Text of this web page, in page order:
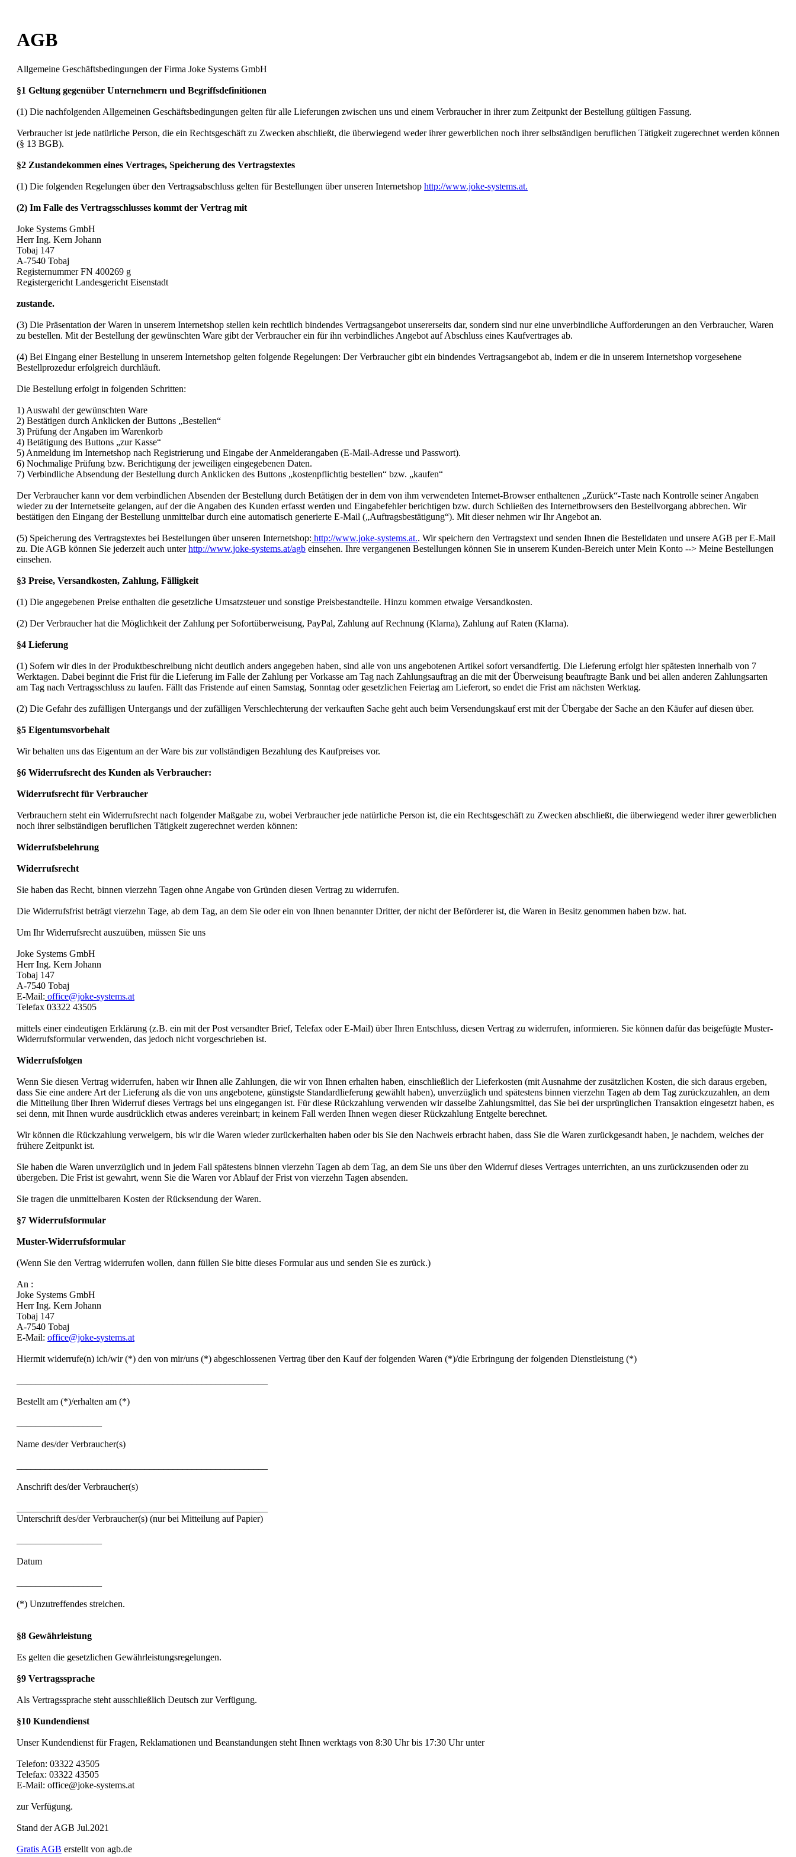
AGB
Allgemeine Geschäftsbedingungen der Firma Joke Systems GmbH
§1 Geltung gegenüber Unternehmern und Begriffsdefinitionen
(1) Die nachfolgenden Allgemeinen Geschäftsbedingungen gelten für alle Lieferungen zwischen uns und einem Verbraucher in ihrer zum Zeitpunkt der Bestellung gültigen Fassung.
Verbraucher ist jede natürliche Person, die ein Rechtsgeschäft zu Zwecken abschließt, die überwiegend weder ihrer gewerblichen noch ihrer selbständigen beruflichen Tätigkeit zugerechnet werden können
(§ 13 BGB).
§2 Zustandekommen eines Vertrages, Speicherung des Vertragstextes
(1) Die folgenden Regelungen über den Vertragsabschluss gelten für Bestellungen über unseren Internetshop http://www.joke-systems.at.
(2) Im Falle des Vertragsschlusses kommt der Vertrag mit
Joke Systems GmbH
Herr Ing. Kern Johann
Tobaj 147
A-7540 Tobaj
Registernummer FN 400269 g
Registergericht Landesgericht Eisenstadt
zustande.
(3) Die Präsentation der Waren in unserem Internetshop stellen kein rechtlich bindendes Vertragsangebot unsererseits dar, sondern sind nur eine unverbindliche Aufforderungen an den Verbraucher, Waren
zu bestellen. Mit der Bestellung der gewünschten Ware gibt der Verbraucher ein für ihn verbindliches Angebot auf Abschluss eines Kaufvertrages ab.
(4) Bei Eingang einer Bestellung in unserem Internetshop gelten folgende Regelungen: Der Verbraucher gibt ein bindendes Vertragsangebot ab, indem er die in unserem Internetshop vorgesehene
Bestellprozedur erfolgreich durchläuft.
Die Bestellung erfolgt in folgenden Schritten:
1) Auswahl der gewünschten Ware
2) Bestätigen durch Anklicken der Buttons „Bestellen“
3) Prüfung der Angaben im Warenkorb
4) Betätigung des Buttons „zur Kasse“
5) Anmeldung im Internetshop nach Registrierung und Eingabe der Anmelderangaben (E-Mail-Adresse und Passwort).
6) Nochmalige Prüfung bzw. Berichtigung der jeweiligen eingegebenen Daten.
7) Verbindliche Absendung der Bestellung durch Anklicken des Buttons „kostenpflichtig bestellen“ bzw. „kaufen“
Der Verbraucher kann vor dem verbindlichen Absenden der Bestellung durch Betätigen der in dem von ihm verwendeten Internet-Browser enthaltenen „Zurück“-Taste nach Kontrolle seiner Angaben
wieder zu der Internetseite gelangen, auf der die Angaben des Kunden erfasst werden und Eingabefehler berichtigen bzw. durch Schließen des Internetbrowsers den Bestellvorgang abbrechen. Wir
bestätigen den Eingang der Bestellung unmittelbar durch eine automatisch generierte E-Mail („Auftragsbestätigung“). Mit dieser nehmen wir Ihr Angebot an.
(5) Speicherung des Vertragstextes bei Bestellungen über unseren Internetshop: http://www.joke-systems.at.. Wir speichern den Vertragstext und senden Ihnen die Bestelldaten und unsere AGB per E-Mail
zu. Die AGB können Sie jederzeit auch unterhttp://www.joke-systems.at/agb einsehen. Ihre vergangenen Bestellungen können Sie in unserem Kunden-Bereich unter Mein Konto --> Meine Bestellungen
einsehen.
§3 Preise, Versandkosten, Zahlung, Fälligkeit
(1) Die angegebenen Preise enthalten die gesetzliche Umsatzsteuer und sonstige Preisbestandteile. Hinzu kommen etwaige Versandkosten.
(2) Der Verbraucher hat die Möglichkeit der Zahlung per Sofortüberweisung, PayPal, Zahlung auf Rechnung (Klarna), Zahlung auf Raten (Klarna).
§4 Lieferung
(1) Sofern wir dies in der Produktbeschreibung nicht deutlich anders angegeben haben, sind alle von uns angebotenen Artikel sofort versandfertig. Die Lieferung erfolgt hier spätesten innerhalb von 7
Werktagen. Dabei beginnt die Frist für die Lieferung im Falle der Zahlung per Vorkasse am Tag nach Zahlungsauftrag an die mit der Überweisung beauftragte Bank und bei allen anderen Zahlungsarten
am Tag nach Vertragsschluss zu laufen. Fällt das Fristende auf einen Samstag, Sonntag oder gesetzlichen Feiertag am Lieferort, so endet die Frist am nächsten Werktag.
(2) Die Gefahr des zufälligen Untergangs und der zufälligen Verschlechterung der verkauften Sache geht auch beim Versendungskauf erst mit der Übergabe der Sache an den Käufer auf diesen über.
§5 Eigentumsvorbehalt
Wir behalten uns das Eigentum an der Ware bis zur vollständigen Bezahlung des Kaufpreises vor.
§6 Widerrufsrecht des Kunden als Verbraucher:
Widerrufsrecht für Verbraucher
Verbrauchern steht ein Widerrufsrecht nach folgender Maßgabe zu, wobei Verbraucher jede natürliche Person ist, die ein Rechtsgeschäft zu Zwecken abschließt, die überwiegend weder ihrer gewerblichen
noch ihrer selbständigen beruflichen Tätigkeit zugerechnet werden können:
Widerrufsbelehrung
Widerrufsrecht
Sie haben das Recht, binnen vierzehn Tagen ohne Angabe von Gründen diesen Vertrag zu widerrufen.
Die Widerrufsfrist beträgt vierzehn Tage, ab dem Tag, an dem Sie oder ein von Ihnen benannter Dritter, der nicht der Beförderer ist, die Waren in Besitz genommen haben bzw. hat.
Um Ihr Widerrufsrecht auszuüben, müssen Sie uns
Joke Systems GmbH
Herr Ing. Kern Johann
Tobaj 147
A-7540 Tobaj
E-Mail: office@joke-systems.at
Telefax 03322 43505
mittels einer eindeutigen Erklärung (z.B. ein mit der Post versandter Brief, Telefax oder E-Mail) über Ihren Entschluss, diesen Vertrag zu widerrufen, informieren. Sie können dafür das beigefügte Muster-
Widerrufsformular verwenden, das jedoch nicht vorgeschrieben ist.
Widerrufsfolgen
Wenn Sie diesen Vertrag widerrufen, haben wir Ihnen alle Zahlungen, die wir von Ihnen erhalten haben, einschließlich der Lieferkosten (mit Ausnahme der zusätzlichen Kosten, die sich daraus ergeben,
dass Sie eine andere Art der Lieferung als die von uns angebotene, günstigste Standardlieferung gewählt haben), unverzüglich und spätestens binnen vierzehn Tagen ab dem Tag zurückzuzahlen, an dem
die Mitteilung über Ihren Widerruf dieses Vertrags bei uns eingegangen ist. Für diese Rückzahlung verwenden wir dasselbe Zahlungsmittel, das Sie bei der ursprünglichen Transaktion eingesetzt haben, es
sei denn, mit Ihnen wurde ausdrücklich etwas anderes vereinbart; in keinem Fall werden Ihnen wegen dieser Rückzahlung Entgelte berechnet.
Wir können die Rückzahlung verweigern, bis wir die Waren wieder zurückerhalten haben oder bis Sie den Nachweis erbracht haben, dass Sie die Waren zurückgesandt haben, je nachdem, welches der
frühere Zeitpunkt ist.
Sie haben die Waren unverzüglich und in jedem Fall spätestens binnen vierzehn Tagen ab dem Tag, an dem Sie uns über den Widerruf dieses Vertrages unterrichten, an uns zurückzusenden oder zu
übergeben. Die Frist ist gewahrt, wenn Sie die Waren vor Ablauf der Frist von vierzehn Tagen absenden.
Sie tragen die unmittelbaren Kosten der Rücksendung der Waren.
§7 Widerrufsformular
Muster-Widerrufsformular
(Wenn Sie den Vertrag widerrufen wollen, dann füllen Sie bitte dieses Formular aus und senden Sie es zurück.)
An :
Joke Systems GmbH
Herr Ing. Kern Johann
Tobaj 147
A-7540 Tobaj
E-Mail: office@joke-systems.at
Hiermit widerrufe(n) ich/wir (*) den von mir/uns (*) abgeschlossenen Vertrag über den Kauf der folgenden Waren (*)/die Erbringung der folgenden Dienstleistung (*)
Bestellt am (*)/erhalten am (*)
Name des/der Verbraucher(s)
Anschrift des/der Verbraucher(s)
Unterschrift des/der Verbraucher(s) (nur bei Mitteilung auf Papier)
Datum
(*) Unzutreffendes streichen.
§8 Gewährleistung
Es gelten die gesetzlichen Gewährleistungsregelungen.
§9 Vertragssprache
Als Vertragssprache steht ausschließlich Deutsch zur Verfügung.
§10 Kundendienst
Unser Kundendienst für Fragen, Reklamationen und Beanstandungen steht Ihnen werktags von 8:30 Uhr bis 17:30 Uhr unter
Telefon: 03322 43505
Telefax: 03322 43505
E-Mail: office@joke-systems.at
zur Verfügung.
Stand der AGB Jul.2021
Gratis AGB erstellt von agb.de